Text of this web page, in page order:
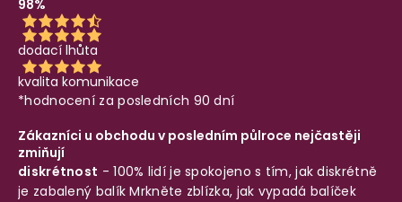
98%
dodací lhůta
kvalita komunikace
*hodnocení za posledních 90 dní
Zákazníci u obchodu v posledním půlroce nejčastěji
zmiňují
diskrétnost - 100% lidí je spokojeno s tím, jak diskrétně
je zabalený balíkMrkněte zblízka, jak vypadá balíček